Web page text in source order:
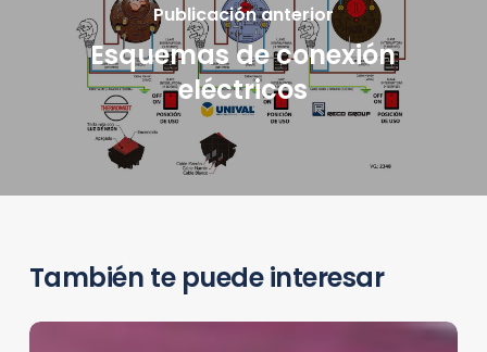
Publicación anterior
Esquemas de conexión
eléctricos
También te puede interesar
Ecotermo